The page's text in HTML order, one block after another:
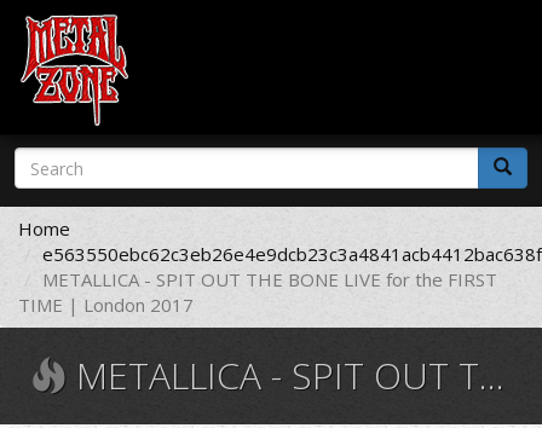
Skip
main
content
Search
form
Search
Home
METALLICA - SPIT OUT THE BONE LIVE for the FIRST
TIME | London 2017
METALLICA - SPIT OUT THE BONE LIVE FOR THE FIRST TIME | LONDON 2017